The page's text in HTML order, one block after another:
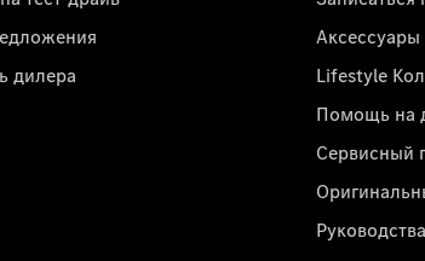
дилера
Аксессуары
Lifestyle
Помощь на
Сервисный